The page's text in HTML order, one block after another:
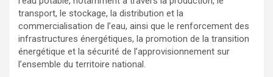
transport, le stockage, la distribution et la
commercialisation de l’eau, ainsi que le renforcement des
infrastructures énergétiques, la promotion de la transition
énergétique et la sécurité de l’approvisionnement sur
l’ensemble du territoire national.